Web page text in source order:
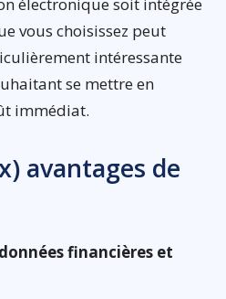
électronique soit intégrée
vous choisissez peut
intéressante
se mettre en
immédiat.
avantages de
financières et